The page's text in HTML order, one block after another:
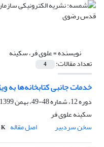
نویسنده =علوی فر، سکینه
تعداد مقالات: 4
خدمات جانبی کتابخانه‌ها
دوره 12، شماره 48-49، بهمن 1399، صفحه
سکینه علوی فر
سخن سردبیر
اصل مقاله K